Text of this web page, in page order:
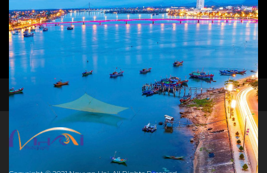
Add to cart
Cầu Nhật Lệ 2
Phong cảnh,T.P Đồng Hới
facebook instagram